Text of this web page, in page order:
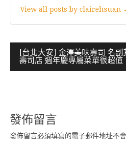
View all posts by clairehsuan
文
章
[台北大安] 金澤美味壽司 名
壽司店 週年慶專屬菜單很超值
發佈留言
發佈留言必須填寫的電子郵件地址不會